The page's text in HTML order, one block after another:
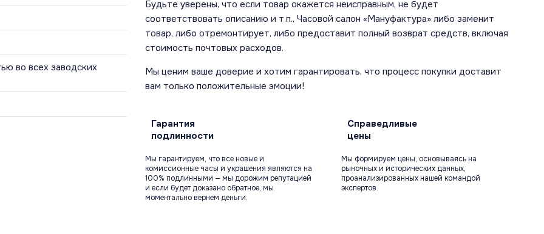
во всех заводских
Будьте уверены, что если товар окажется неисправным, не будет
соответствовать описанию и т.п., Часовой салон «Мануфактура» либо заменит
товар, либо отремонтирует, либо предоставит полный возврат средств, включая
стоимость почтовых расходов.
Мы ценим ваше доверие и хотим гарантировать, что процесс покупки доставит
вам только положительные эмоции!
Гарантия
подлинности
Мы гарантируем, что все новые и
комиссионные часы и украшения являются на
100% подлинными — мы дорожим репутацией
и если будет доказано обратное, мы
моментально вернем деньги.
Справедливые
цены
Мы формируем цены, основываясь на
рыночных и исторических данных,
проанализированных нашей командой
экспертов.